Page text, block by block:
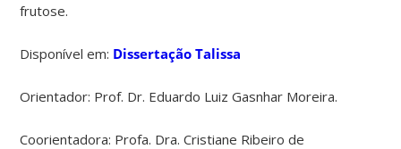
frutose.
Disponível em: Dissertação Talissa
Orientador: Prof. Dr. Eduardo Luiz Gasnhar Moreira.
Coorientadora: Profa. Dra. Cristiane Ribeiro de